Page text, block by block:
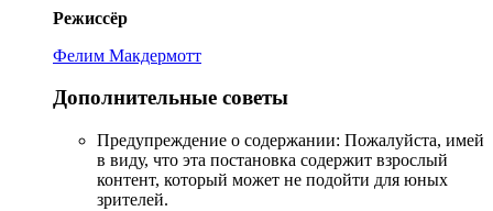
Режиссёр
Фелим Макдермотт
Дополнительные советы
Предупреждение о содержании: Пожалуйста, имей
в виду, что эта постановка содержит взрослый
контент, который может не подойти для юных
зрителей.